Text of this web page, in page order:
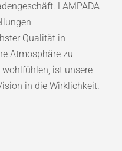
LAMPADA
Qualität in
Atmosphäre zu
ist unsere
in die Wirklichkeit.